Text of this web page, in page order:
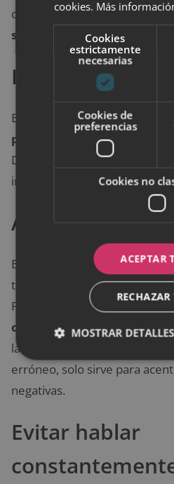
ofrecido una serie de
sociedad
Identificar los
Es muy importante
pensamientos que nos
De esta forma, será más
intentar solucionarlos.
Aceptar las
Es lógico que en un momento
tristeza, impotencia y que
Por ello,
lo último que
culparnos de ser débileso
las circunstancias. Además
erróneo, solo sirve para
negativas.
Evitar hablar
cookies. Más
Cookies
estrictamente
necesarias
Cookies de
preferencias
Cookies no
ACEPTAR
MOSTRAR DETALLES